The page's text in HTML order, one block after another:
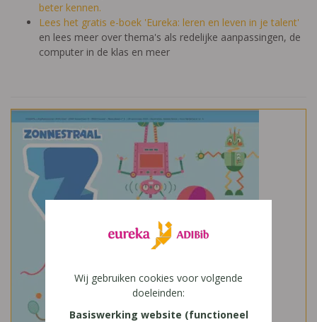
beter kennen.
Lees het gratis e-boek 'Eureka: leren en leven in je talent'
en lees meer over thema's als redelijke aanpassingen, de
computer in de klas en meer
Wij gebruiken cookies voor volgende
doeleinden:
Basiswerking website (functioneel